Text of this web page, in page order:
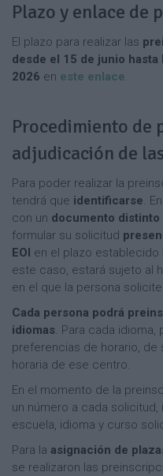
Plazo y enlace de
El plazo para realizar las
desde el 15 de junio
2026 en este enlace.
Procedimiento de
adjudicación de
Para poder realizar la
tendrá que identificarse.
con un documento distinto
formular su solicitud
EOI en el plazo establecido
este caso, estará sujeto al
en el que la persona
Cada persona podrá
idiomas. Para cada idioma,
preferencias de horario,
horaria de ese centro.
En el momento de la
un número a cada
escuela, idioma y curso
Para la asignación de
se realizaron las